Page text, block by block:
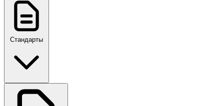
Стандарты
ГОСТ, ГОСТ Р, ПНСТ